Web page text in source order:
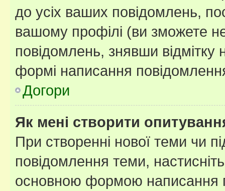
до усіх ваших повідомлень,
вашому профілі (ви зможете
повідомлень, знявши відмітку
формі написання
Догори
Як мені створити
При створенні нової теми чи
повідомлення теми,
основною формою написання